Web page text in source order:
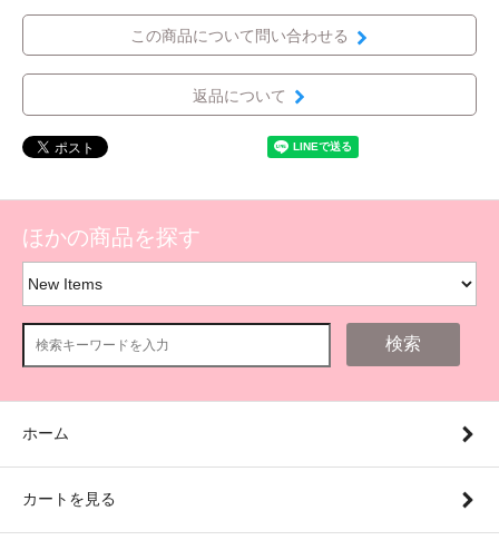
この商品について問い合わせる
返品について
ほかの商品を探す
検索
ホーム
カートを見る